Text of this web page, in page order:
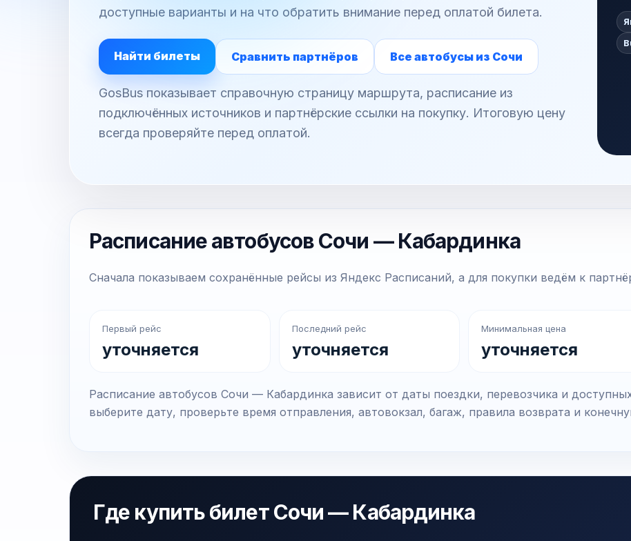
доступные варианты и на что обратить внимание перед оплатой билета.
Найти билеты Сравнить партнёров Все автобусы из Сочи
GosBus показывает справочную страницу маршрута, расписание из
подключённых источников и партнёрские ссылки на покупку. Итоговую цену
всегда проверяйте перед оплатой.
Расписание автобусов Сочи — Кабардинка
Сначала показываем сохранённые рейсы из Яндекс Расписаний, а для покупки ведём к
Первый рейс
уточняется
Последний рейс
уточняется
Минимальная цена
уточняется
Расписание автобусов Сочи — Кабардинка зависит от даты поездки, перевозчика и
выберите дату, проверьте время отправления, автовокзал, багаж, правила возврата и
Где купить билет Сочи — Кабардинка